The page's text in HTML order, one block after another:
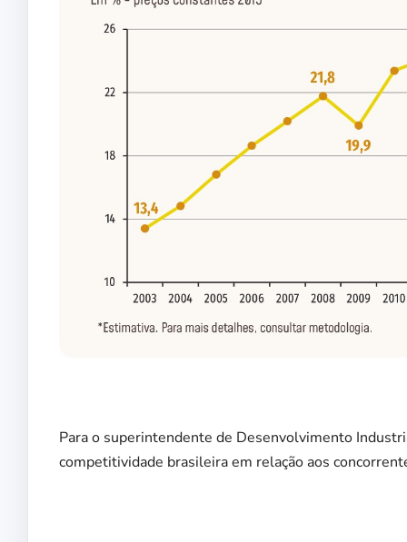
Para o superintendente de Desenvolvimento
competitividade brasileira em relação aos